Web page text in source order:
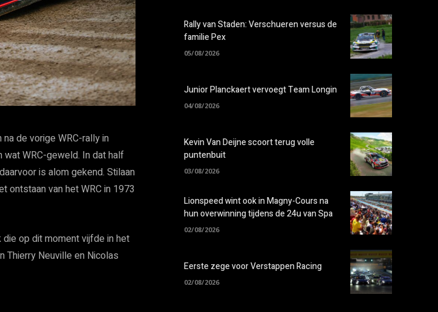
de vorige WRC-rally in
wat WRC-geweld. In dat half
is alom gekend. Stilaan
ontstaan van het WRC in 1973
op dit moment vijfde in het
Thierry Neuville en Nicolas
Rally van Staden: Verschueren versus de
familie Pex
05/08/2026
Junior Planckaert vervoegt Team Longin
04/08/2026
Kevin Van Deijne scoort terug volle
puntenbuit
03/08/2026
Lionspeed wint ook in Magny-Cours na
hun overwinning tijdens de 24u van Spa
02/08/2026
Eerste zege voor Verstappen Racing
02/08/2026